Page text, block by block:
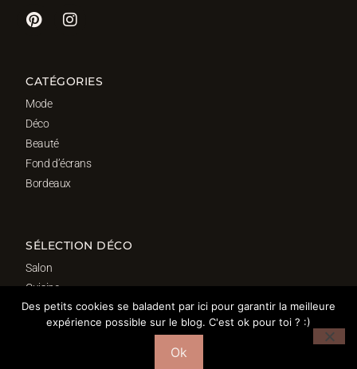
CATÉGORIES
Mode
Déco
Beauté
Fond d’écrans
Bordeaux
SÉLECTION DÉCO
Salon
Cuisine
Salle de bain
Chambre
Des petits cookies se baladent par ici pour garantir la meilleure
expérience possible sur le blog. C'est ok pour toi ? :)
Ok